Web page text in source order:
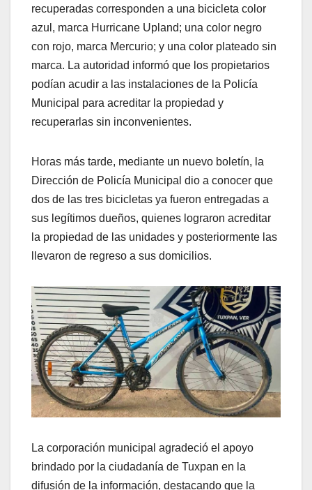
recuperadas corresponden a una bicicleta color
azul, marca Hurricane Upland; una color negro
con rojo, marca Mercurio; y una color plateado sin
marca. La autoridad informó que los propietarios
podían acudir a las instalaciones de la Policía
Municipal para acreditar la propiedad y
recuperarlas sin inconvenientes.
Horas más tarde, mediante un nuevo boletín, la
Dirección de Policía Municipal dio a conocer que
dos de las tres bicicletas ya fueron entregadas a
sus legítimos dueños, quienes lograron acreditar
la propiedad de las unidades y posteriormente las
llevaron de regreso a sus domicilios.
La corporación municipal agradeció el apoyo
brindado por la ciudadanía de Tuxpan en la
difusión de la información, destacando que la